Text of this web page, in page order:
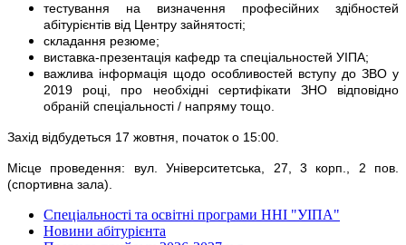
тестування на визначення професійних здібностей
абітурієнтів від Центру зайнятості;
складання резюме;
виставка-презентація кафедр та спеціальностей УІПА;
важлива інформація щодо особливостей вступу до ЗВО у
2019 році, про необхідні сертифікати ЗНО відповідно
обраній спеціальності / напряму тощо.
Захід відбудеться 17 жовтня, початок о 15:00.
Місце проведення: вул. Університетська, 27, 3 корп., 2 пов.
(спортивна зала).
Спеціальності та освітні програми ННІ "УІПА"
Новини абітурієнта